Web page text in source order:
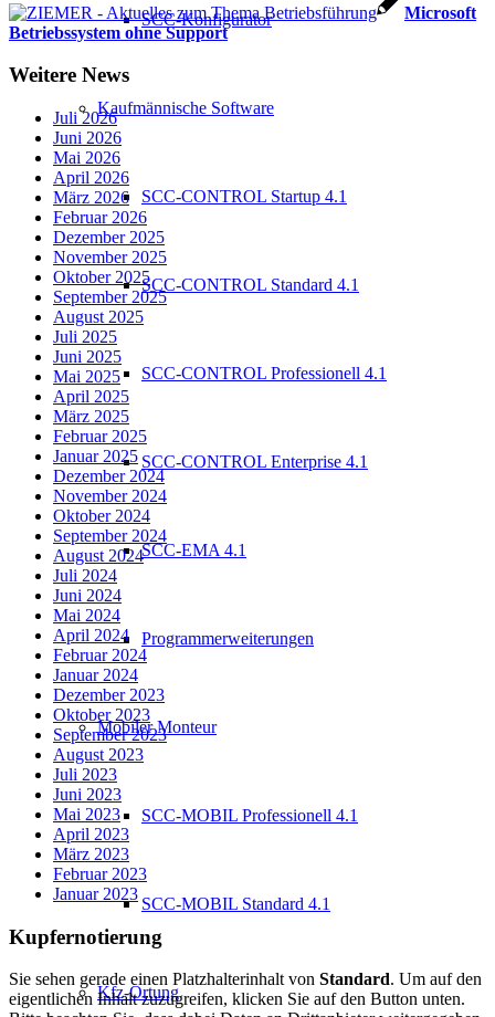
SCC-Konfigurator
Kaufmännische Software
SCC-CONTROL Startup 4.1
SCC-CONTROL Standard 4.1
SCC-CONTROL Professionell 4.1
SCC-CONTROL Enterprise 4.1
SCC-EMA 4.1
Programmerweiterungen
Mobiler Monteur
SCC-MOBIL Professionell 4.1
SCC-MOBIL Standard 4.1
Kfz-Ortung
Microsoft
Betriebssystem ohne Support
Weitere News
Juli 2026
Juni 2026
Mai 2026
April 2026
März 2026
Februar 2026
Dezember 2025
November 2025
Oktober 2025
September 2025
August 2025
Juli 2025
Juni 2025
Mai 2025
April 2025
März 2025
Februar 2025
Januar 2025
Dezember 2024
November 2024
Oktober 2024
September 2024
August 2024
Juli 2024
Juni 2024
Mai 2024
April 2024
Februar 2024
Januar 2024
Dezember 2023
Oktober 2023
September 2023
August 2023
Juli 2023
Juni 2023
Mai 2023
April 2023
März 2023
Februar 2023
Januar 2023
Kupfernotierung
Sie sehen gerade einen Platzhalterinhalt von Standard. Um auf den
eigentlichen Inhalt zuzugreifen, klicken Sie auf den Button unten.